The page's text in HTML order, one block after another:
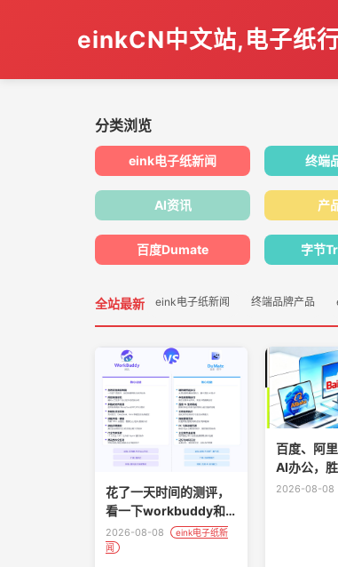
einkCN中文站,电子纸行
分类浏览
eink电子纸新闻 终端
AI资讯 产
百度Dumate 字节
全站最新 eink电子纸新闻 终端品牌产品
花了一天时间的测评，
看一下workbuddy和
dumate 谁更能打？
2026-08-08
eink电子纸新
闻
百度、阿
AI办公，
2026-08-08